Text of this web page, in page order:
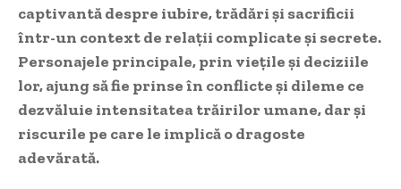
captivantă despre iubire, trădări și sacrificii
într-un context de relații complicate și secrete.
Personajele principale, prin viețile și deciziile
lor, ajung să fie prinse în conflicte și dileme ce
dezvăluie intensitatea trăirilor umane, dar și
riscurile pe care le implică o dragoste
adevărată.